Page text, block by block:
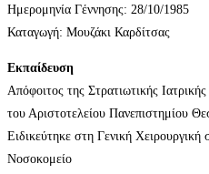
Ημερομηνία Γέννησης: 28/10/1985
Καταγωγή: Μουζάκι Καρδίτσας
Εκπαίδευση
Απόφοιτος της Στρατιωτικής
του Αριστοτελείου Πανεπιστημίου
Ειδικεύτηκε στη Γενική Χειρουργική
Νοσοκομείο